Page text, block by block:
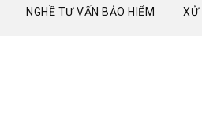
NGHỀ TƯ VẤN BẢO HIỂM XỬ